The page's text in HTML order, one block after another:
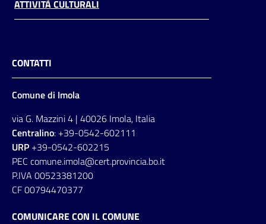
ATTIVITÀ CULTURALI
CONTATTI
Comune di Imola
via G. Mazzini 4 | 40026 Imola, Italia
Centralino: +39-0542-602111
URP +39-0542-602215
PEC comune.imola@cert.provincia.bo.it
P.IVA 00523381200
CF 00794470377
COMUNICARE CON IL COMUNE